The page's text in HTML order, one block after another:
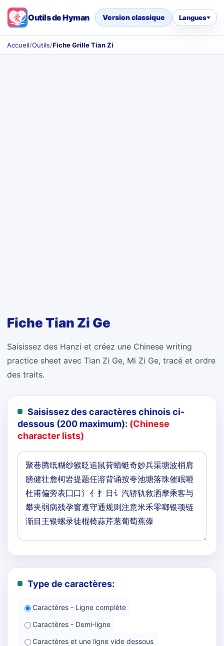
Outils de Hyman Version classique Langues
Accueil/Outils/Fiche Grille Tian Zi
Fiche Tian Zi Ge
Saisissez des Hanzi et créez une Chinese writing
practice sheet avec Tian Zi Ge, Mi Zi Ge, tracé et ordre
des traits.
Saisissez des caractères chinois ci-
dessous (200 maximum): (Chinese
character lists)
Type de caractères:
Caractères - Ligne complète
Caractères - Demi-ligne
Caractères et une ligne vide dessous